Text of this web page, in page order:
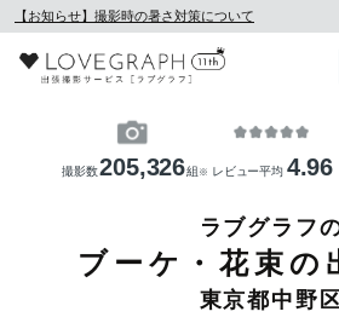
【お知らせ】撮影時の暑さ対策について
撮影数205,326組 ※ レビュー平均 4.96
ラブグラフ
ブーケ・花束の
東京都中野